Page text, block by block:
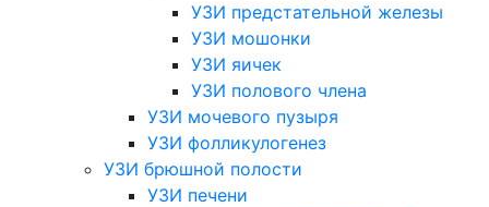
УЗИ предстательной железы
УЗИ мошонки
УЗИ яичек
УЗИ полового члена
УЗИ мочевого пузыря
УЗИ фолликулогенез
УЗИ брюшной полости
УЗИ печени